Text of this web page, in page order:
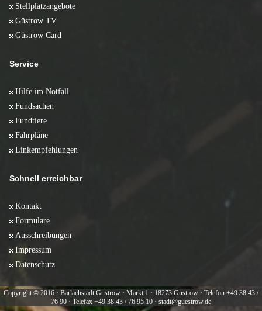
Stellplatzangebote
Güstrow TV
Güstrow Card
Service
Hilfe im Notfall
Fundsachen
Fundtiere
Fahrpläne
Linkempfehlungen
Schnell erreichbar
Kontakt
Formulare
Ausschreibungen
Impressum
Datenschutz
Copyright © 2016 · Barlachstadt Güstrow · Markt 1 · 18273 Güstrow · Telefon +49 38 43 /
76 90 · Telefax +49 38 43 / 76 95 10 · stadt@guestrow.de